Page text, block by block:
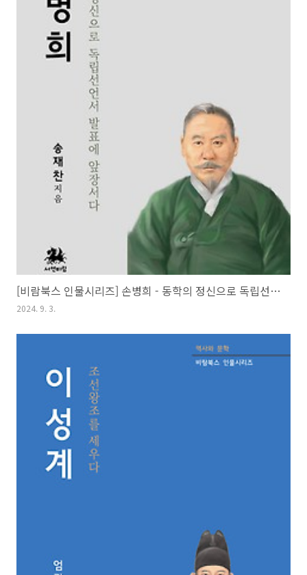
[비람북스 인물시리즈] 손병희 - 동학의 정신으로 독립선언서 발표에 앞장서다
2024. 9. 3.